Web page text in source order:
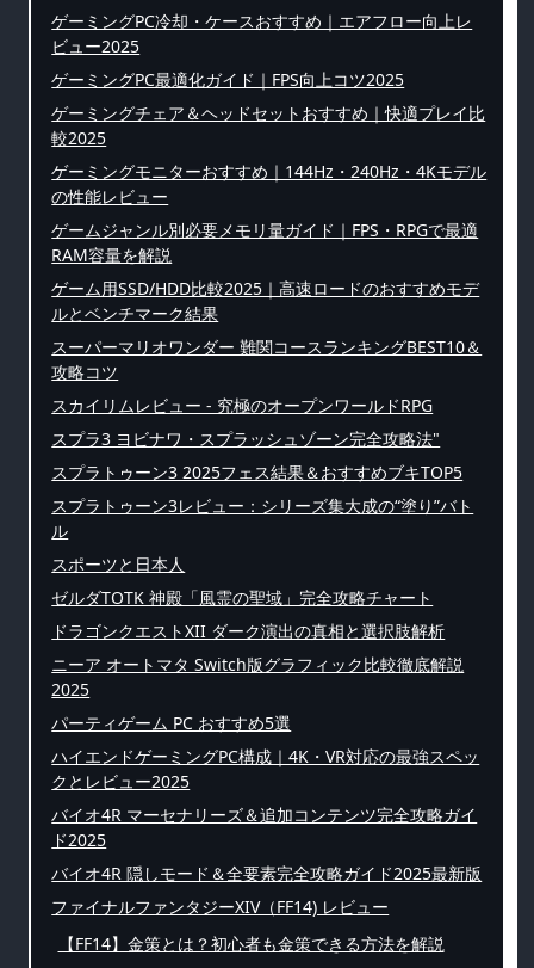
ゲーミングPC冷却・ケースおすすめ｜エアフロー向上レ
ビュー2025
ゲーミングPC最適化ガイド｜FPS向上コツ2025
ゲーミングチェア＆ヘッドセットおすすめ｜快適プレイ比
較2025
ゲーミングモニターおすすめ｜144Hz・240Hz・4Kモデル
の性能レビュー
ゲームジャンル別必要メモリ量ガイド｜FPS・RPGで最適
RAM容量を解説
ゲーム用SSD/HDD比較2025｜高速ロードのおすすめモデ
ルとベンチマーク結果
スーパーマリオワンダー 難関コースランキングBEST10＆
攻略コツ
スカイリムレビュー - 究極のオープンワールドRPG
スプラ3 ヨビナワ・スプラッシュゾーン完全攻略法"
スプラトゥーン3 2025フェス結果＆おすすめブキTOP5
スプラトゥーン3レビュー：シリーズ集大成の“塗り”バト
ル
スポーツと日本人
ゼルダTOTK 神殿「風霊の聖域」完全攻略チャート
ドラゴンクエストXII ダーク演出の真相と選択肢解析
ニーア オートマタ Switch版グラフィック比較徹底解説
2025
パーティゲーム PC おすすめ5選
ハイエンドゲーミングPC構成｜4K・VR対応の最強スペッ
クとレビュー2025
バイオ4R マーセナリーズ＆追加コンテンツ完全攻略ガイ
ド2025
バイオ4R 隠しモード＆全要素完全攻略ガイド2025最新版
ファイナルファンタジーXIV（FF14) レビュー
【FF14】金策とは？初心者も金策できる方法を解説